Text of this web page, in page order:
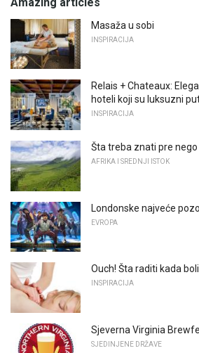
Masaža u sobi
INSPIRACIJA
Relais + Chateaux:
hoteli koji su luksuzni
INSPIRACIJA
Šta treba znati pre
AFRIKA I SREDNJI ISTOK
Londonske najveće
EVROPA
Ouch! Šta raditi kada
INSPIRACIJA
Sjeverna Virginia
SJEDINJENE DRŽAVE